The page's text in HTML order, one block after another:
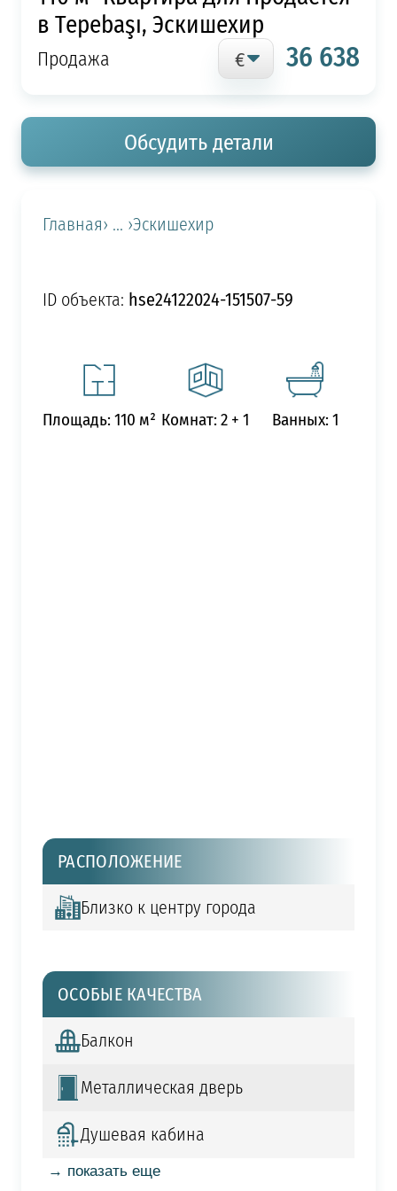
в Tepebaşı, Эскишехир
Продажа 36 638
Обсудить детали
Главная› ... ›Эскишехир
ID объекта: hse24122024-151507-59
Площадь: 110 м² Комнат: 2 + 1 Ванных: 1
РАСПОЛОЖЕНИЕ
Близко к центру города
ОСОБЫЕ КАЧЕСТВА
Балкон
Металлическая дверь
Душевая кабина
→ показать еще